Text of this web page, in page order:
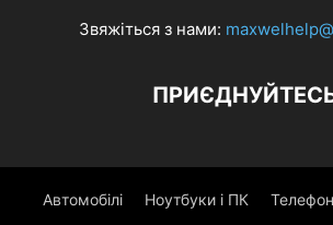
Звяжіться з нами:
Автомобілі Ноутбуки і ПК